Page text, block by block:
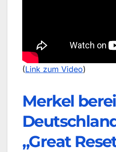
(Link zum Video)
Merkel
„Great